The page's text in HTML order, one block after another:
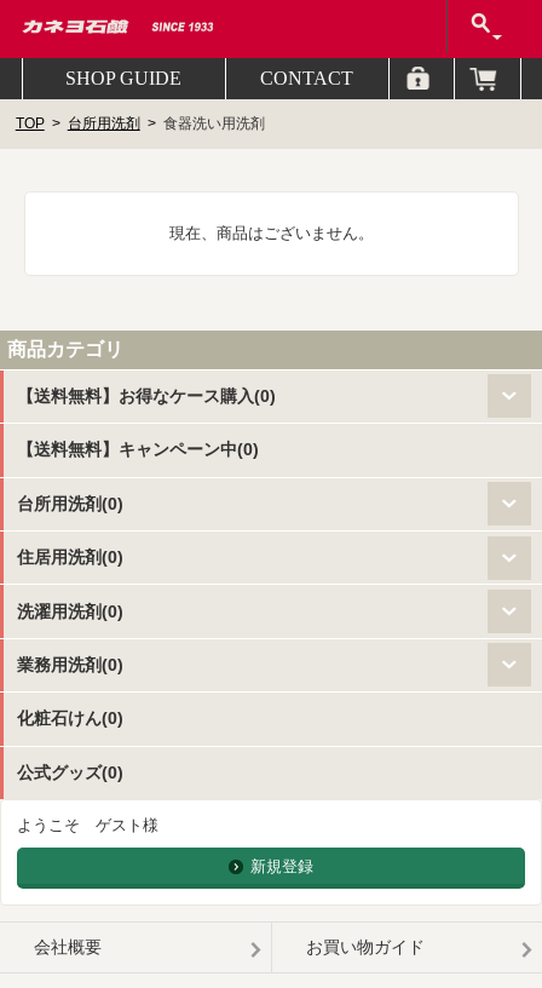
SHOP GUIDE CONTACT
TOP 台所用洗剤 食器洗い用洗剤
現在、商品はございません。
商品カテゴリ
【送料無料】お得なケース購入(0)
【送料無料】キャンペーン中(0)
台所用洗剤(0)
住居用洗剤(0)
洗濯用洗剤(0)
業務用洗剤(0)
化粧石けん(0)
公式グッズ(0)
ようこそ ゲスト様
新規登録
会社概要 お買い物ガイド